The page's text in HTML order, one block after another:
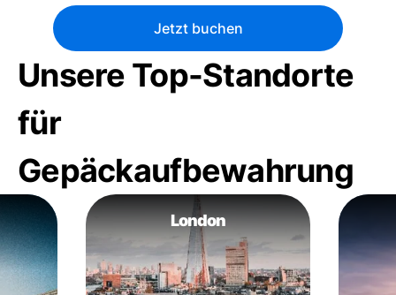
Jetzt buchen
Unsere Top-Standorte
für
Gepäckaufbewahrung
London